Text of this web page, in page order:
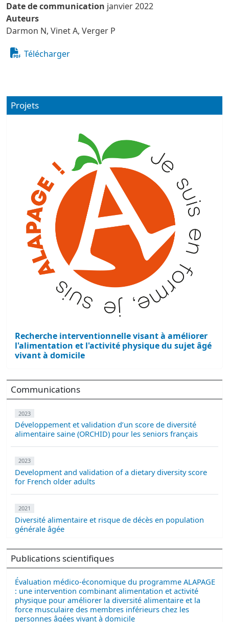
Date de communication janvier 2022
Auteurs
Darmon N, Vinet A, Verger P
Télécharger
Projets
Recherche interventionnelle visant à améliorer
l'alimentation et l'activité physique du sujet âgé
vivant à domicile
Communications
2023
Développement et validation d’un score de diversité
alimentaire saine (ORCHID) pour les seniors français
2023
Development and validation of a dietary diversity score
for French older adults
2021
Diversité alimentaire et risque de décès en population
générale âgée
Publications scientifiques
Évaluation médico-économique du programme ALAPAGE
: une intervention combinant alimentation et activité
physique pour améliorer la diversité alimentaire et la
force musculaire des membres inférieurs chez les
personnes âgées vivant à domicile